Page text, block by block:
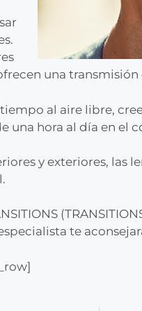
una
al aire libre,
una hora al día en el
y exteriores, las
te